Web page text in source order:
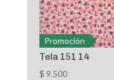
Promoción
Tela 151 14
$ 9.500